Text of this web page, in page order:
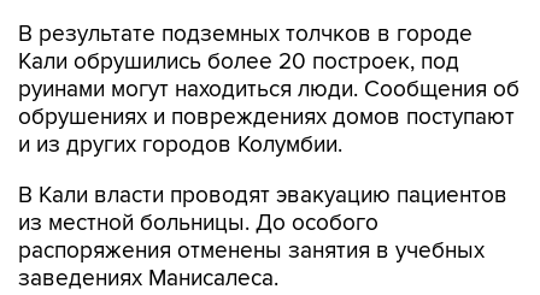
В результате подземных толчков в городе
Кали обрушились более 20 построек, под
руинами могут находиться люди. Сообщения об
обрушениях и повреждениях домов поступают
и из других городов Колумбии.
В Кали власти проводят эвакуацию пациентов
из местной больницы. До особого
распоряжения отменены занятия в учебных
заведениях Манисалеса.